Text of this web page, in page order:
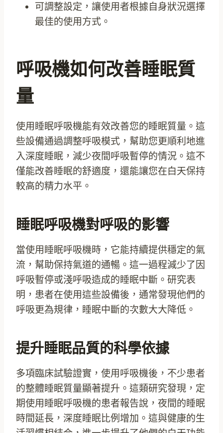
可調整設定，讓使用者根據自身狀況選擇
最佳的使用方式。
呼吸機如何改善睡眠質
量
使用睡眠呼吸機能有效改善您的睡眠質量。這
些設備通過調整呼吸模式，幫助您更順利地進
入深度睡眠，減少夜間呼吸暫停的情況。這不
僅能改善睡眠的舒適度，還能讓您在白天保持
較高的精力水平。
睡眠呼吸機對呼吸的影響
當使用睡眠呼吸機時，它能持續提供穩定的氣
流，幫助保持氣道的通暢。這一過程減少了因
呼吸暫停或淺呼吸造成的睡眠中斷。研究表
明，患者在使用這些設備後，通常發現他們的
呼吸更為規律，睡眠中斷的次數大大降低。
提升睡眠品質的科學依據
多項臨床試驗證實，使用呼吸機後，不少患者
的整體睡眠質量顯著提升。這類研究發現，定
期使用睡眠呼吸機的患者報告說，夜間的睡眠
時間延長，深度睡眠比例增加。這與健康的生